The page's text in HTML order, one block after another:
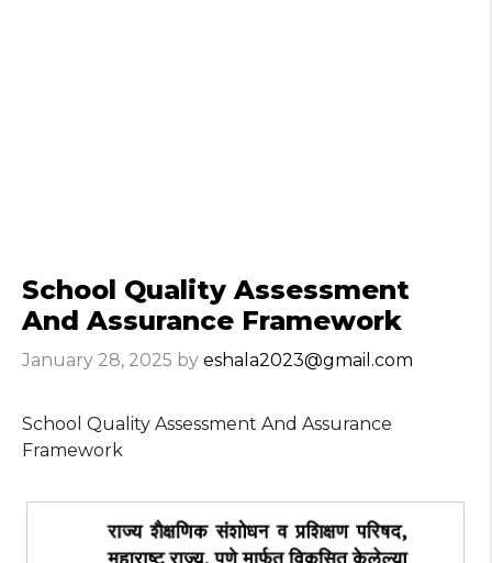
School Quality Assessment
And Assurance Framework
January 28, 2025 by eshala2023@gmail.com
School Quality Assessment And Assurance
Framework